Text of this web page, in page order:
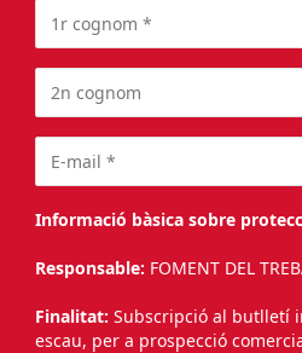
Informació bàsica sobre
Responsable: FOMENT DEL
Finalitat: Subscripció al butlletí
escau, per a prospecció